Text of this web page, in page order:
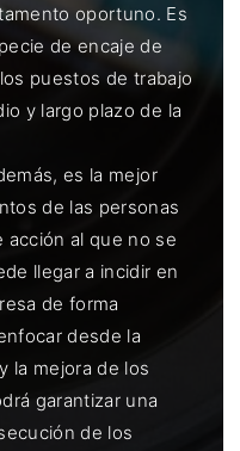
oportuno. Es
de encaje de
puestos de trabajo
y largo plazo de la
es la mejor
de las personas
acción al que no se
llegar a incidir en
de forma
desde la
la mejora de los
garantizar una
de los